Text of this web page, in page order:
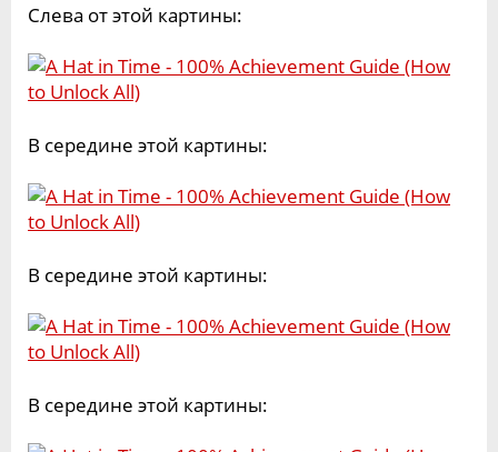
Слева от этой картины:
В середине этой картины:
В середине этой картины:
В середине этой картины: